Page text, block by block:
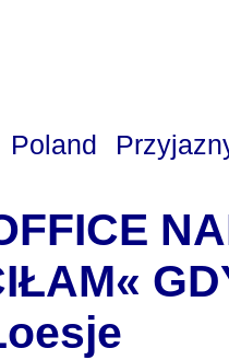
Poland